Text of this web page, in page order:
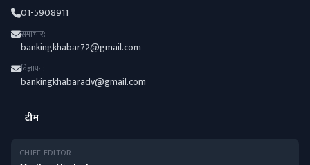
01-5908911
समाचार:
bankingkhabar72@gmail.com
विज्ञापन:
bankingkhabaradv@gmail.com
टीम
CHIEF EDITOR